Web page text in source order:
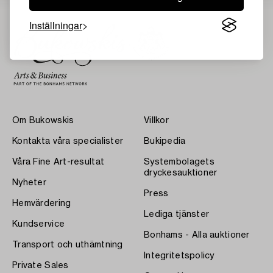
Inställningar
Om Bukowskis
Kontakta våra specialister
Våra Fine Art-resultat
Nyheter
Hemvärdering
Kundservice
Transport och uthämtning
Private Sales
Villkor
Bukipedia
Systembolagets
dryckesauktioner
Press
Lediga tjänster
Bonhams - Alla auktioner
Integritetspolicy